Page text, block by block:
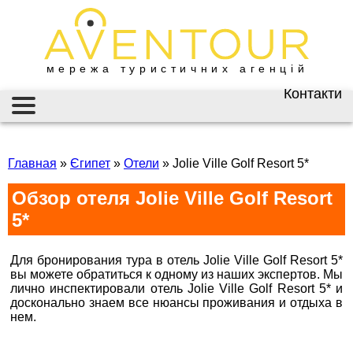
мережа туристичних агенцій
Контакти
Київ
Васильківська 34
+38 (067) 180-32-43,
+38 (099) 180-32-43,
Пн. - Пт. 9:00 - 18:00
Сб 10:00 - 15:00
AVENTOUR / АВЕНТУР
ІНФОРМАЦІЯ
ВІЗИ
ЗАКОРДОННИЙ ПАСПОРТ
НАЙКРАЩІ ПРОПОЗИЦІЇ
ВАКАНСІЇ
Главная » Єгипет » Отели » Jolie Ville Golf Resort 5*
Обзор отеля Jolie Ville Golf Resort
5*
Для бронирования тура в отель Jolie Ville Golf Resort 5*
вы можете обратиться к одному из наших экспертов. Мы
лично инспектировали отель Jolie Ville Golf Resort 5* и
досконально знаем все нюансы проживания и отдыха в
нем.